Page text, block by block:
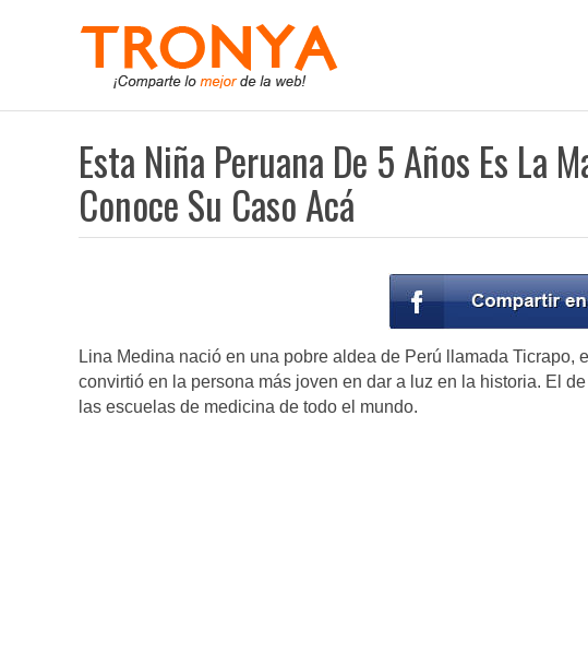
Esta Niña Peruana De 5 Años Es La
Conoce Su Caso Acá
Lina Medina nació en una pobre aldea de Perú llamada Ticrapo,
convirtió en la persona más joven en dar a luz en la historia. El
las escuelas de medicina de todo el mundo.